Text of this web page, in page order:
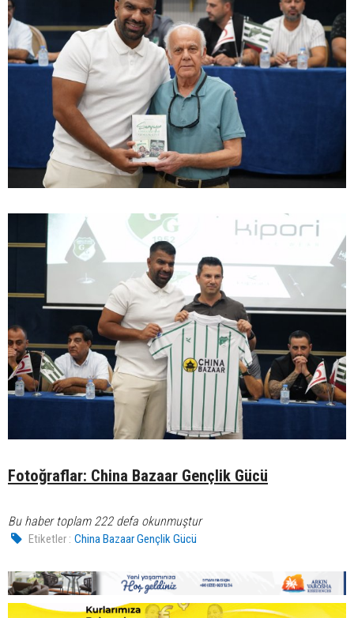
Fotoğraflar: China Bazaar Gençlik Gücü
Bu haber toplam 222 defa okunmuştur
Etiketler : China Bazaar Gençlik Gücü